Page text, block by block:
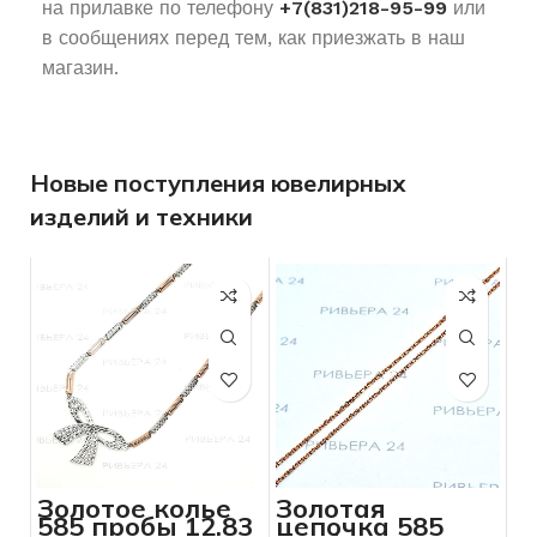
на прилавке по телефону +7(831)218-95-99 или
в сообщениях перед тем, как приезжать в наш
магазин.
Новые поступления ювелирных
изделий и техники
Золотое колье
585 пробы 12,83
Золотая
цепочка 585